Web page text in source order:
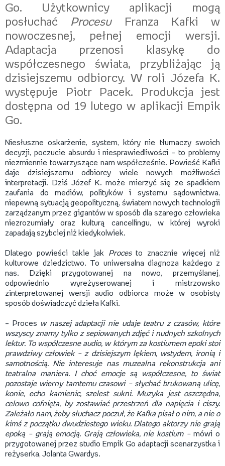
Go. Użytkownicy aplikacji mogą
posłuchać ProcesuFranza Kafki w
nowoczesnej, pełnej emocji wersji.
Adaptacja przenosi klasykę do
współczesnego świata, przybliżając ją
dzisiejszemu odbiorcy. W roli Józefa K.
występuje Piotr Pacek. Produkcja jest
dostępna od 19 lutego w aplikacji Empik
Go.
Niesłuszne oskarżenie, system, który nie tłumaczy swoich
decyzji, poczucie absurdu i niesprawiedliwości – to problemy
niezmiennie towarzyszące nam współcześnie. Powieść Kafki
daje dzisiejszemu odbiorcy wiele nowych możliwości
interpretacji. Dziś Józef K. może mierzyć się ze spadkiem
zaufania do mediów, polityków i systemu sądownictwa,
niepewną sytuacją geopolityczną, światem nowych technologii
zarządzanym przez gigantów w sposób dla szarego człowieka
niezrozumiały oraz kulturą cancellingu, w której wyroki
zapadają szybciej niż kiedykolwiek.
Dlatego powieści takie jak Procesto znacznie więcej niż
kulturowe dziedzictwo. To uniwersalna diagnoza każdego z
nas. Dzięki przygotowanej na nowo, przemyślanej,
odpowiednio wyreżyserowanej i mistrzowsko
zinterpretowanej wersji audio odbiorca może w osobisty
sposób doświadczyć dzieła Kafki.
– Proces w naszej adaptacji nie udaje teatru z czasów, które
wszyscy znamy tylko z sepiowanych zdjęć i nudnych szkolnych
lektur. To współczesne audio, w którym za kostiumem epoki stoi
prawdziwy człowiek – z dzisiejszym lękiem, wstydem, ironią i
samotnością. Nie interesuje nas muzealna rekonstrukcja ani
teatralna maniera. I choć emocje są współczesne, to świat
pozostaje wierny tamtemu czasowi – słychać brukowaną ulicę,
konie, echo kamienic, szelest sukni. Muzyka jest oszczędna,
celowo cofnięta, by zostawiać przestrzeń dla napięcia i ciszy.
Zależało nam, żeby słuchacz poczuł, że Kafka pisał o nim, a nie o
kimś z początku dwudziestego wieku. Dlatego aktorzy nie grają
epoką – grają emocją. Grają człowieka, nie kostium –mówi o
przygotowanej przez studio Empik Go adaptacji scenarzystka i
reżyserka, Jolanta Gwardys.